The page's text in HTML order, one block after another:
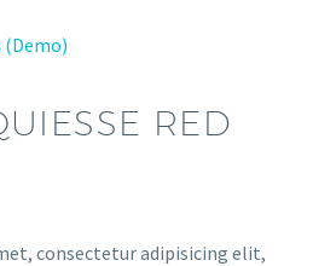
(Demo)
RED
consectetur adipisicing elit,